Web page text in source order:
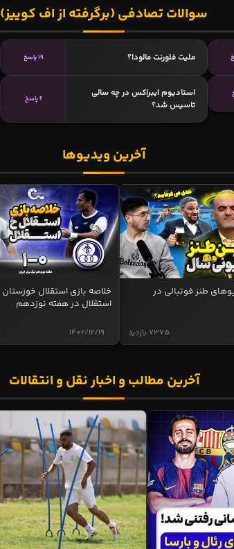
سوالات تصادفی (برگرفته از اف کوییز)
ملیت فلورنت مالودا؟ 19 پاسخ
استادیوم ایبراکس در چه سالی
تاسیس شد؟
6 پاسخ
آخرین ویدیوها
طنز فوتبالی در
7375 بازدید
استقلال در هفته نوزدهم
1402/12/19
آخرین مطالب و اخبار نقل و انتقالات